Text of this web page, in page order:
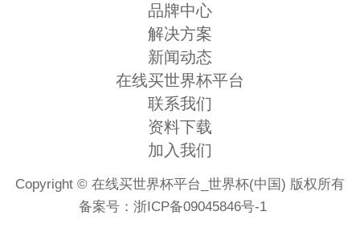
品牌中心
解决方案
新闻动态
在线买世界杯平台
联系我们
资料下载
加入我们
Copyright © 在线买世界杯平台_世界杯(中国) 版权所有
备案号：浙ICP备09045846号-1